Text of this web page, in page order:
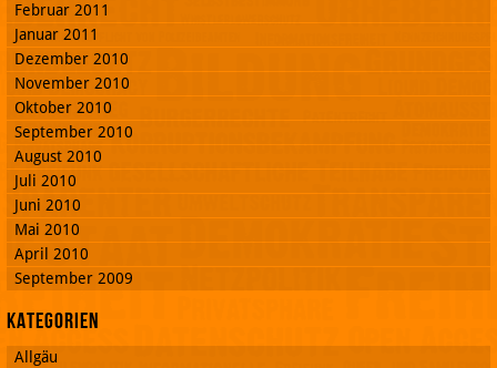
Februar 2011
Januar 2011
Dezember 2010
November 2010
Oktober 2010
September 2010
August 2010
Juli 2010
Juni 2010
Mai 2010
April 2010
September 2009
Kategorien
Allgäu